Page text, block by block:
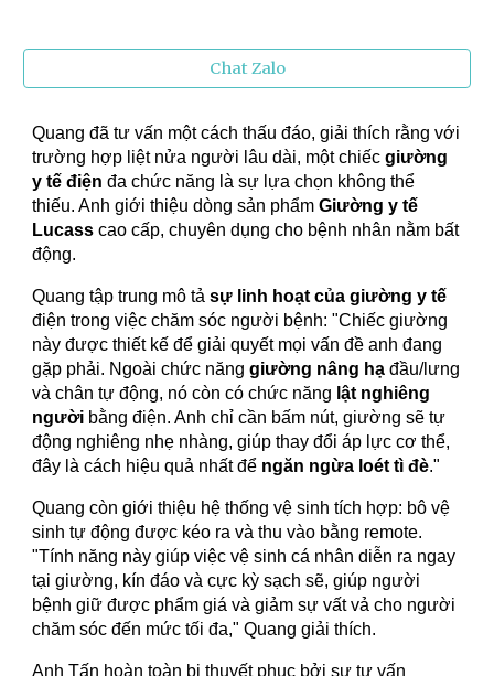
Chat Zalo
Quang đã tư vấn một cách thấu đáo, giải thích rằng với
trường hợp liệt nửa người lâu dài, một chiếcgiường
y tế điện đa chức năng là sự lựa chọn không thể
thiếu. Anh giới thiệu dòng sản phẩmGiường y tế
Lucass cao cấp, chuyên dụng cho bệnh nhân nằm bất
động.
Quang tập trung mô tảsự linh hoạt của giường y tế
điện trong việc chăm sóc người bệnh: "Chiếc giường
này được thiết kế để giải quyết mọi vấn đề anh đang
gặp phải. Ngoài chức nănggiường nâng hạ đầu/lưng
và chân tự động, nó còn có chức năng lật nghiêng
người bằng điện. Anh chỉ cần bấm nút, giường sẽ tự
động nghiêng nhẹ nhàng, giúp thay đổi áp lực cơ thể,
đây là cách hiệu quả nhất để ngăn ngừa loét tì đè."
Quang còn giới thiệu hệ thống vệ sinh tích hợp: bô vệ
sinh tự động được kéo ra và thu vào bằng remote.
"Tính năng này giúp việc vệ sinh cá nhân diễn ra ngay
tại giường, kín đáo và cực kỳ sạch sẽ, giúp người
bệnh giữ được phẩm giá và giảm sự vất vả cho người
chăm sóc đến mức tối đa," Quang giải thích.
Anh Tấn hoàn toàn bị thuyết phục bởi sự tư vấn